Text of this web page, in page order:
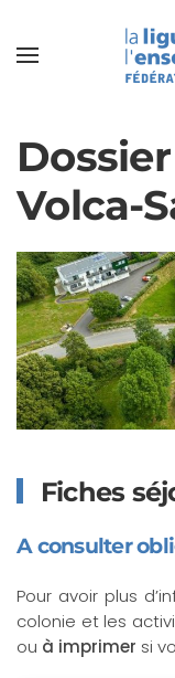
Volca-
Fiches
A consulter
Pour avoir plus
colonie et les
ou à imprimer si